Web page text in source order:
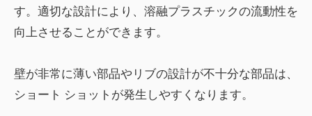
す。適切な設計により、溶融プラスチックの流動性を
向上させることができます。
壁が非常に薄い部品やリブの設計が不十分な部品は、
ショート ショットが発生しやすくなります。